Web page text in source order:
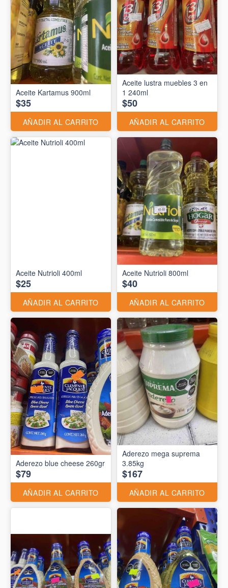
Aceite Kartamus 900ml
$35
AÑADIR AL CARRITO
Aceite lustra muebles 3 en
1 240ml
$50
AÑADIR AL CARRITO
Aceite Nutrioli 400ml
$25
AÑADIR AL CARRITO
Aceite Nutrioli 800ml
$40
AÑADIR AL CARRITO
Aderezo blue cheese 260gr
$79
AÑADIR AL CARRITO
Aderezo mega suprema
3.85kg
$167
AÑADIR AL CARRITO